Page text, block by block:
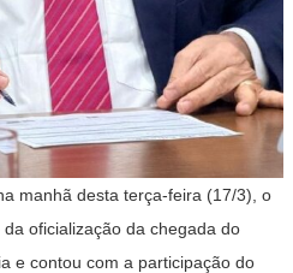
manhã desta terça-feira (17/3), o
oficialização da chegada do
e contou com a participação do